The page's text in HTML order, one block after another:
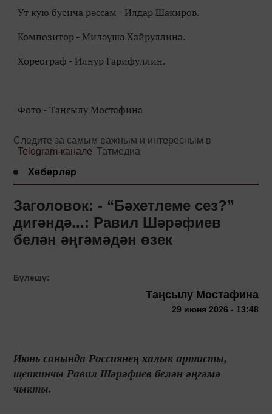
Ут кую буенча рәссам - Илдар Шакиров.
Композитор - Миләүшә Хайруллина.
Хореограф - Илнур Гарифуллин.
Фото - Таңсылу Мостафина
Следите за самым важным и интересным в
Telegram-канале Татмедиа
Хәбәрләр
Заголовок: - “Бәхетлеме сез?”
дигәндә...: Равил Шәрәфиев
белән әңгәмәдән өзек
Бүлешү:
Таңсылу Мостафина
29 июня 2026 - 13:48
Июнь санында Россиянең халык артисты,
щепкинчы Равил Шәрәфиев белән әңгәмә
чыкты.